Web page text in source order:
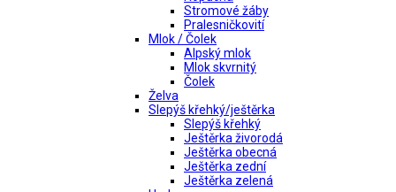
Stromové žáby
Pralesničkovití
Mlok / Čolek
Alpský mlok
Mlok skvrnitý
Čolek
Želva
Slepýš křehký/ještěrka
Slepýš křehký
Ještěrka živorodá
Ještěrka obecná
Ještěrka zední
Ještěrka zelená